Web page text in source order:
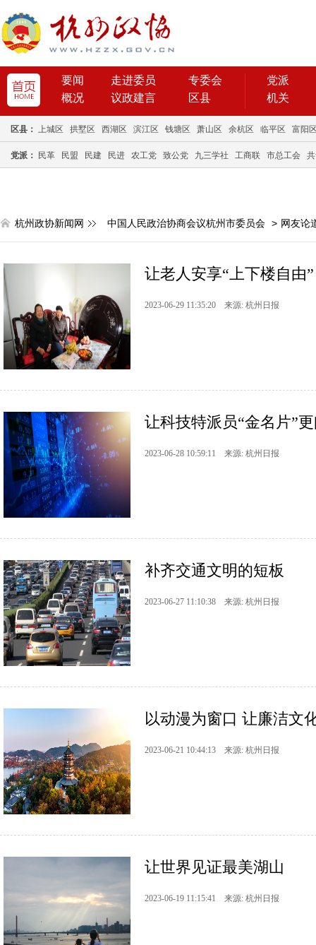
要闻 走进委员
专委会
概况
议政建言 区县
党派
机关
区县： 上城区 拱墅区 西湖区 滨江区 钱塘区 萧山区 余杭区 临平区 富阳
党派： 民革 民盟 民建 民进 农工党 致公党 九三学社 工商联 市总工会
杭州政协新闻网 中国人民政治协商会议杭州市委员会 > 网友论
让老人安享“上下楼自由”
2023-06-29 11:35:20 来源: 杭州日报
让科技特派员“金名片”
2023-06-28 10:59:11 来源: 杭州日报
补齐交通文明的短板
2023-06-27 11:10:38 来源: 杭州日报
以动漫为窗口 让廉洁文
2023-06-21 10:44:13 来源: 杭州日报
让世界见证最美湖山
2023-06-19 11:15:41 来源: 杭州日报